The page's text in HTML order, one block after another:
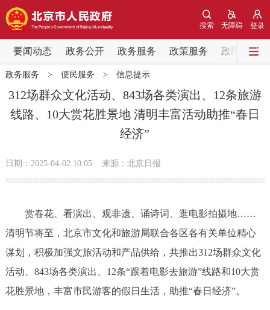
登录
无障碍
搜索
要闻动态 政务公开 政务服务 政策服务 政民互动
要闻动态
党中央精神 国务院信息
北京要闻 会议信息 部门动态
政务公开
市领导 机构职能 政策服务
政策兑现 政策解读 回应关切
决策公开 专题公开
政务服务 > 便民服务 > 信息提示
312场群众文化活动、843场各类演出、12条旅游
线路、10大赏花胜景地 清明丰富活动助推“春日
经济”
日期：2025-04-02 10:05 来源：北京日报
赏春花、看演出、观非遗、诵诗词、逛电影拍摄地……
清明节将至，北京市文化和旅游局联合各区各有关单位精心
谋划，积极加强文旅活动和产品供给，共推出312场群众文化
活动、843场各类演出、12条“跟着电影去旅游”线路和10大赏
花胜景地，丰富市民游客的假日生活，助推“春日经济”。